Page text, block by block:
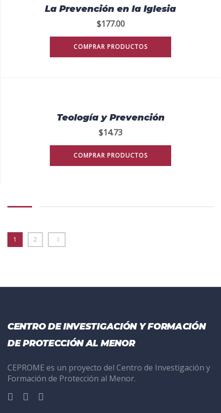
La Prevención en la Iglesia
$177.00
COMPRAR PRODUCTOS
Teología y Prevención
$14.73
COMPRAR PRODUCTOS
1 2
CENTRO DE INVESTIGACIÓN Y FORMACIÓN
DE PROTECCIÓN AL MENOR
CEPROME es un proyecto del Centro de Investigación y
Formación de Protección al Menor.